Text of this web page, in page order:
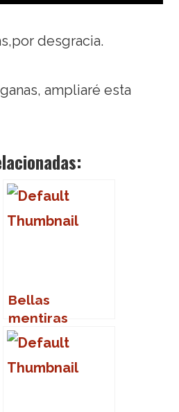
desgracia.
ampliaré esta
Bellas
mentiras